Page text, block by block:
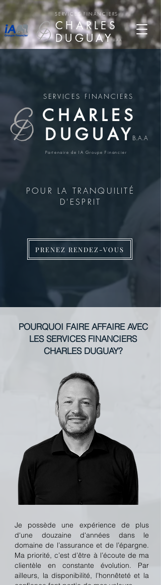
CHARLES
DUGUAY
SERVICES FINANCIERS
B.A.A
SERVICES FINANCIERS
CHARLES
DUGUAYB.A.A
Partenaire de IA Groupe Financier
POUR LA TRANQUILITÉ
D'ESPRIT
PRENEZ RENDEZ-VOUS
POURQUOI FAIRE AFFAIRE AVEC
LES SERVICES FINANCIERS
CHARLES DUGUAY?
Je possède une expérience de plus
d'une douzaine d'années dans le
domaine de l’assurance et de l’épargne.
Ma priorité, c’est d’être à l’écoute de ma
clientèle en constante évolution. Par
ailleurs, la disponibilité, l’honnêteté et la